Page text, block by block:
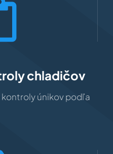
chladičov
únikov podľa